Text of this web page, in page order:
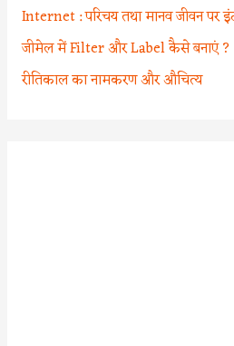
Internet : परिचय तथा मानव जीवन पर
जीमेल में Filter और Label कैसे बनाएं ?
रीतिकाल का नामकरण और औचित्य